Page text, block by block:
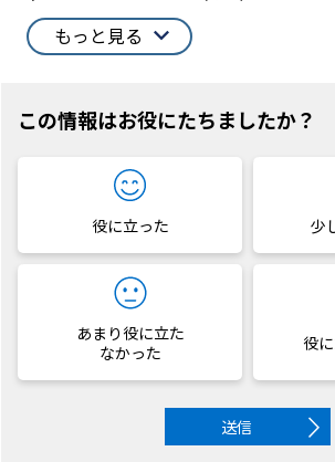
もっと見る
この情報はお役にたちましたか？
役に立った 少
あまり役に立た
なかった
役
送信